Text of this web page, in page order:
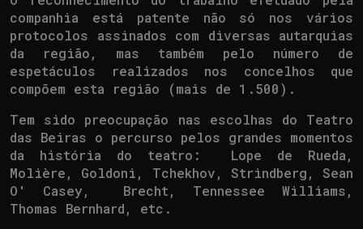
companhia está patente não só nos vários
protocolos assinados com diversas autarquias
da região, mas também pelo número de
espetáculos realizados nos concelhos que
compõem esta região (mais de 1.500).
Tem sido preocupação nas escolhas do Teatro
das Beiras o percurso pelos grandes momentos
da história do teatro: Lope de Rueda,
Molière, Goldoni, Tchekhov, Strindberg, Sean
O' Casey, Brecht, Tennessee Williams,
Thomas Bernhard, etc.